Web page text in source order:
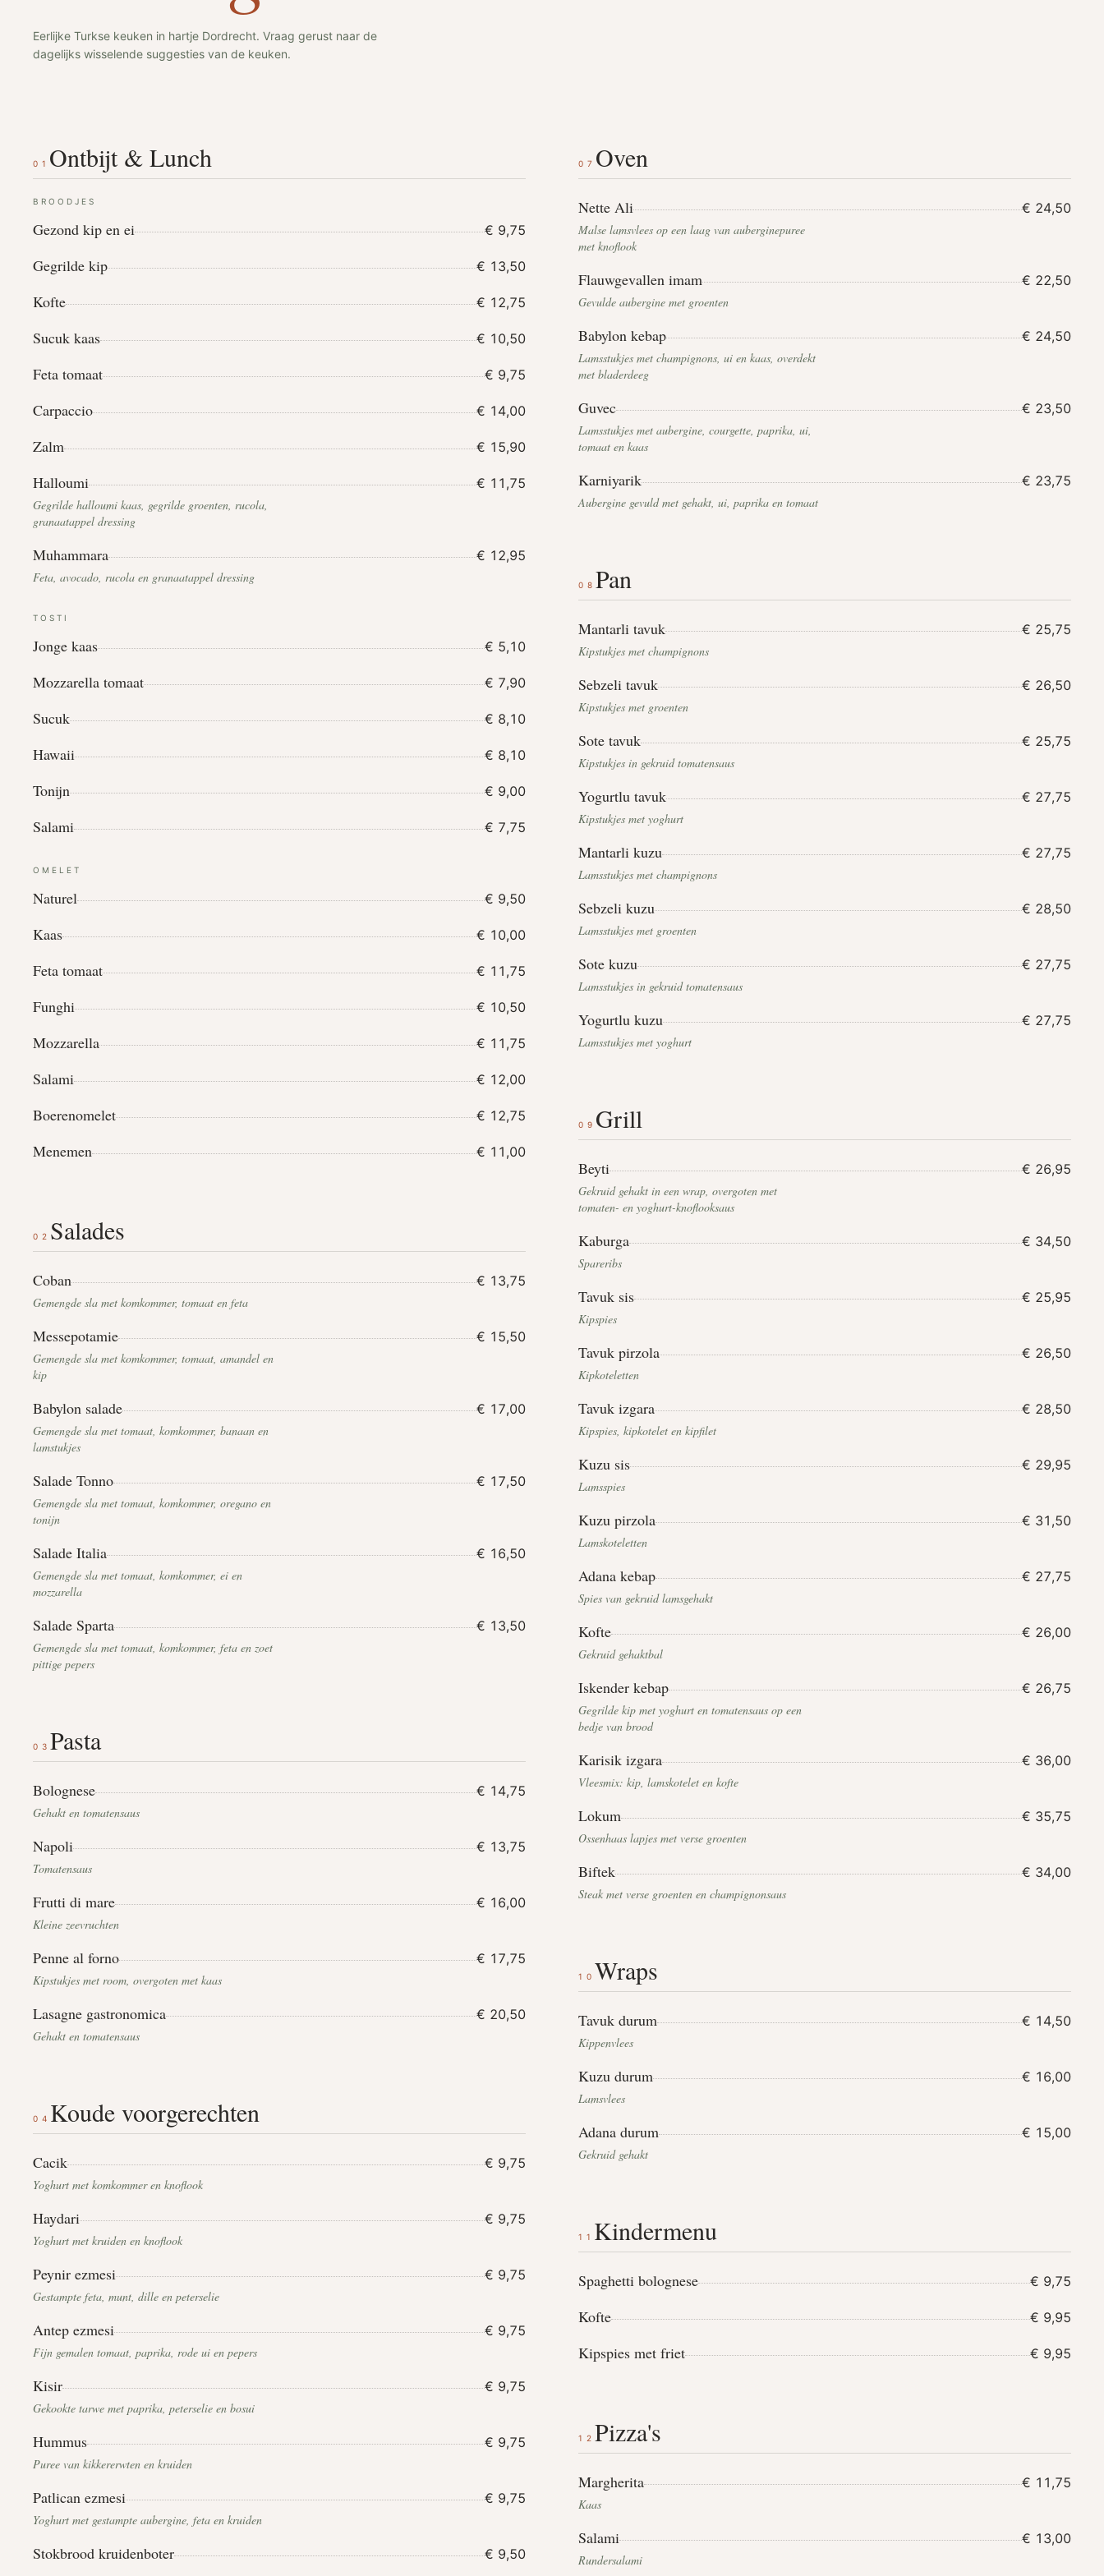
Eerlijke Turkse keuken in hartje Dordrecht. Vraag gerust naar de
dagelijks wisselende suggesties van de keuken.
01 Ontbijt & Lunch
BROODJES
Gezond kip en ei € 9,75
Gegrilde kip € 13,50
Kofte € 12,75
Sucuk kaas € 10,50
Feta tomaat € 9,75
Carpaccio € 14,00
Zalm € 15,90
Halloumi € 11,75
Gegrilde halloumi kaas, gegrilde groenten, rucola,
granaatappel dressing
Muhammara € 12,95
Feta, avocado, rucola en granaatappel dressing
TOSTI
Jonge kaas € 5,10
Mozzarella tomaat € 7,90
Sucuk € 8,10
Hawaii € 8,10
Tonijn € 9,00
Salami € 7,75
OMELET
Naturel € 9,50
Kaas € 10,00
Feta tomaat € 11,75
Funghi € 10,50
Mozzarella € 11,75
Salami € 12,00
Boerenomelet € 12,75
Menemen € 11,00
02 Salades
Coban € 13,75
Gemengde sla met komkommer, tomaat en feta
Messepotamie € 15,50
Gemengde sla met komkommer, tomaat, amandel en
kip
Babylon salade € 17,00
Gemengde sla met tomaat, komkommer, banaan en
lamstukjes
Salade Tonno € 17,50
Gemengde sla met tomaat, komkommer, oregano en
tonijn
Salade Italia € 16,50
Gemengde sla met tomaat, komkommer, ei en
mozzarella
Salade Sparta € 13,50
Gemengde sla met tomaat, komkommer, feta en zoet
pittige pepers
03 Pasta
Bolognese € 14,75
Gehakt en tomatensaus
Napoli € 13,75
Tomatensaus
Frutti di mare € 16,00
Kleine zeevruchten
Penne al forno € 17,75
Kipstukjes met room, overgoten met kaas
Lasagne gastronomica € 20,50
Gehakt en tomatensaus
04 Koude voorgerechten
Cacik € 9,75
Yoghurt met komkommer en knoflook
Haydari € 9,75
Yoghurt met kruiden en knoflook
Peynir ezmesi € 9,75
Gestampte feta, munt, dille en peterselie
Antep ezmesi € 9,75
Fijn gemalen tomaat, paprika, rode ui en pepers
Kisir € 9,75
Gekookte tarwe met paprika, peterselie en bosui
Hummus € 9,75
Puree van kikkererwten en kruiden
Patlican ezmesi € 9,75
Yoghurt met gestampte aubergine, feta en kruiden
Stokbrood kruidenboter € 9,50
07 Oven
Nette Ali € 24,50
Malse lamsvlees op een laag van auberginepuree
met knoflook
Flauwgevallen imam € 22,50
Gevulde aubergine met groenten
Babylon kebap € 24,50
Lamsstukjes met champignons, ui en kaas, overdekt
met bladerdeeg
Guvec € 23,50
Lamsstukjes met aubergine, courgette, paprika, ui,
tomaat en kaas
Karniyarik € 23,75
Aubergine gevuld met gehakt, ui, paprika en tomaat
08 Pan
Mantarli tavuk € 25,75
Kipstukjes met champignons
Sebzeli tavuk € 26,50
Kipstukjes met groenten
Sote tavuk € 25,75
Kipstukjes in gekruid tomatensaus
Yogurtlu tavuk € 27,75
Kipstukjes met yoghurt
Mantarli kuzu € 27,75
Lamsstukjes met champignons
Sebzeli kuzu € 28,50
Lamsstukjes met groenten
Sote kuzu € 27,75
Lamsstukjes in gekruid tomatensaus
Yogurtlu kuzu € 27,75
Lamsstukjes met yoghurt
09 Grill
Beyti € 26,95
Gekruid gehakt in een wrap, overgoten met
tomaten- en yoghurt-knoflooksaus
Kaburga € 34,50
Spareribs
Tavuk sis € 25,95
Kipspies
Tavuk pirzola € 26,50
Kipkoteletten
Tavuk izgara € 28,50
Kipspies, kipkotelet en kipfilet
Kuzu sis € 29,95
Lamsspies
Kuzu pirzola € 31,50
Lamskoteletten
Adana kebap € 27,75
Spies van gekruid lamsgehakt
Kofte € 26,00
Gekruid gehaktbal
Iskender kebap € 26,75
Gegrilde kip met yoghurt en tomatensaus op een
bedje van brood
Karisik izgara € 36,00
Vleesmix: kip, lamskotelet en kofte
Lokum € 35,75
Ossenhaas lapjes met verse groenten
Biftek € 34,00
Steak met verse groenten en champignonsaus
10 Wraps
Tavuk durum € 14,50
Kippenvlees
Kuzu durum € 16,00
Lamsvlees
Adana durum € 15,00
Gekruid gehakt
11 Kindermenu
Spaghetti bolognese € 9,75
Kofte € 9,95
Kipspies met friet € 9,95
12 Pizza's
Margherita € 11,75
Kaas
Salami € 13,00
Rundersalami